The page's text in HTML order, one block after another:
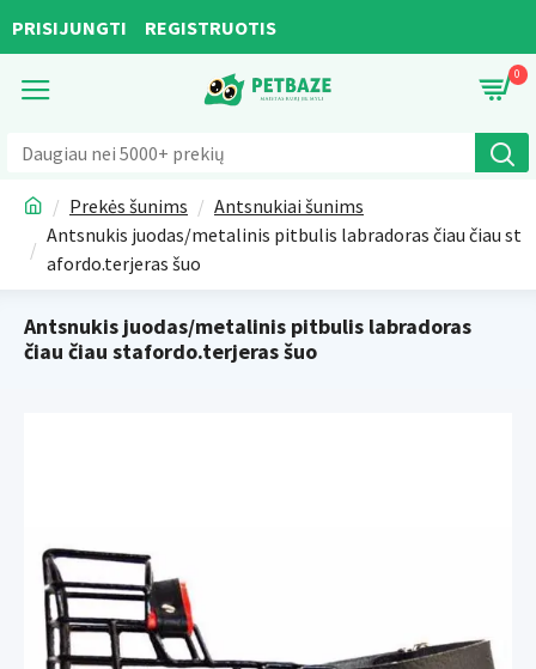
PRISIJUNGTI REGISTRUOTIS
0
Prekės šunims
Antsnukiai šunims
Antsnukis juodas/metalinis pitbulis labradoras čiau čiau st
afordo.terjeras šuo
Antsnukis juodas/metalinis pitbulis labradoras
čiau čiau stafordo.terjeras šuo